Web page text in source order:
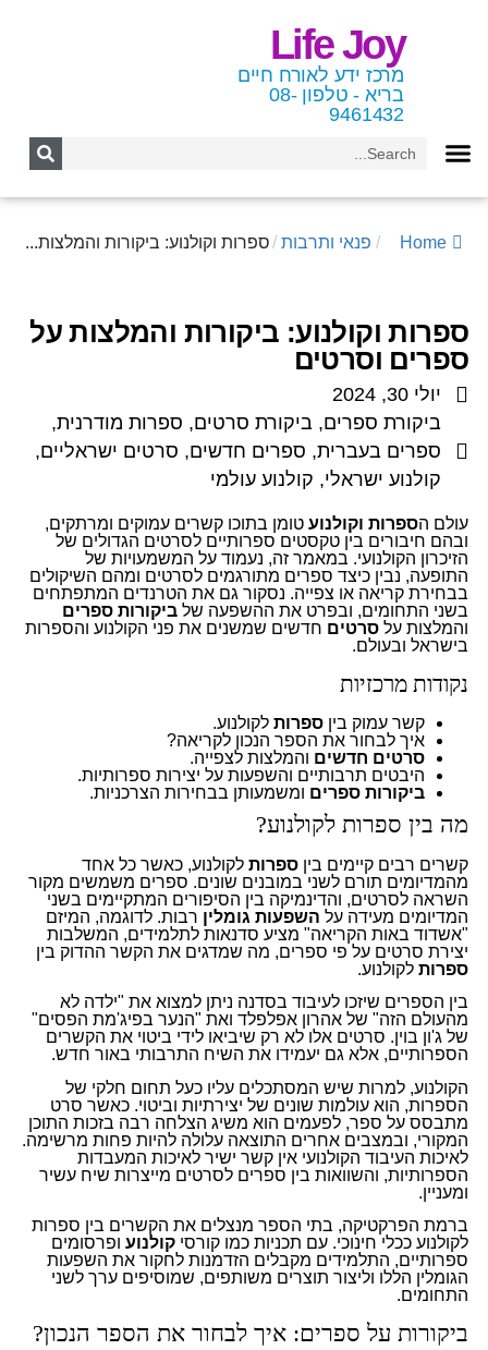
Life Joy
מרכז ידע לאורח חיים
בריא - טלפון 08-
9461432
Home
/ פנאי ותרבות /ספרות וקולנוע: ביקורות והמלצות...
ספרות וקולנוע: ביקורות והמלצות על
ספרים וסרטים
יולי 30, 2024
ביקורת ספרים, ביקורת סרטים, ספרות מודרנית,
ספרים בעברית, ספרים חדשים, סרטים ישראליים,
קולנוע ישראלי, קולנוע עולמי
עולם הספרות וקולנועטומן בתוכו קשרים עמוקים ומרתקים,
ובהם חיבורים בין טקסטים ספרותיים לסרטים הגדולים של
הזיכרון הקולנועי. במאמר זה, נעמוד על המשמעויות של
התופעה, נבין כיצד ספרים מתורגמים לסרטים ומהם השיקולים
בבחירת קריאה או צפייה. נסקור גם את הטרנדים המתפתחים
בשני התחומים, ובפרט את ההשפעה של ביקורות ספרים
והמלצות על סרטים חדשים שמשנים את פני הקולנוע והספרות
בישראל ובעולם.
נקודות מרכזיות
קשר עמוק בין ספרותלקולנוע.
איך לבחור את הספר הנכון לקריאה?
סרטים חדשים והמלצות לצפייה.
היבטים תרבותיים והשפעות על יצירות ספרותיות.
ביקורות ספרים ומשמעותן בבחירות הצרכניות.
מה בין ספרות לקולנוע?
קשרים רבים קיימים בין ספרותלקולנוע, כאשר כל אחד
מהמדיומים תורם לשני במובנים שונים. ספרים משמשים מקור
השראה לסרטים, והדינמיקה בין הסיפורים המתקיימים בשני
המדיומים מעידה על השפעות גומלין רבות. לדוגמה, המיזם
"אשדוד באות הקריאה" מציע סדנאות לתלמידים, המשלבות
יצירת סרטים על פי ספרים, מה שמדגים את הקשר ההדוק בין
ספרותלקולנוע.
בין הספרים שיזכו לעיבוד בסדנה ניתן למצוא את "ילדה לא
מהעולם הזה" של אהרון אפלפלד ואת "הנער בפיג'מת הפסים"
של ג'ון בוין. סרטים אלו לא רק שיביאו לידי ביטוי את הקשרים
הספרותיים, אלא גם יעמידו את השיח התרבותי באור חדש.
הקולנוע, למרות שיש המסתכלים עליו כעל תחום חלקי של
הספרות, הוא עולמות שונים של יצירתיות וביטוי. כאשר סרט
מתבסס על ספר, לפעמים הוא משיג הצלחה רבה בזכות התוכן
המקורי, ובמצבים אחרים התוצאה עלולה להיות פחות מרשימה.
לאיכות העיבוד הקולנועי אין קשר ישיר לאיכות המעבדות
הספרותיות, והשוואות בין ספרים לסרטים מייצרות שיח עשיר
ומעניין.
ברמת הפרקטיקה, בתי הספר מנצלים את הקשרים בין ספרות
לקולנוע ככלי חינוכי. עם תכניות כמו קורסי קולנועופרסומים
ספרותיים, התלמידים מקבלים הזדמנות לחקור את השפעות
הגומלין הללו וליצור תוצרים משותפים, שמוסיפים ערך לשני
התחומים.
ביקורות על ספרים: איך לבחור את הספר הנכון?